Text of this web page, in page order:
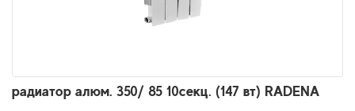
радиатор алюм. 350/ 85 10секц. (147 вт) RADENA